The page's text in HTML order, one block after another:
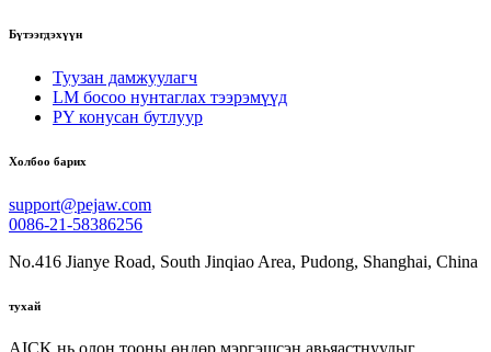
Бүтээгдэхүүн
Туузан дамжуулагч
LM босоо нунтаглах тээрэмүүд
PY конусан бутлуур
Холбоо барих
support@pejaw.com
0086-21-58386256
No.416 Jianye Road, South Jinqiao Area, Pudong, Shanghai, China
тухай